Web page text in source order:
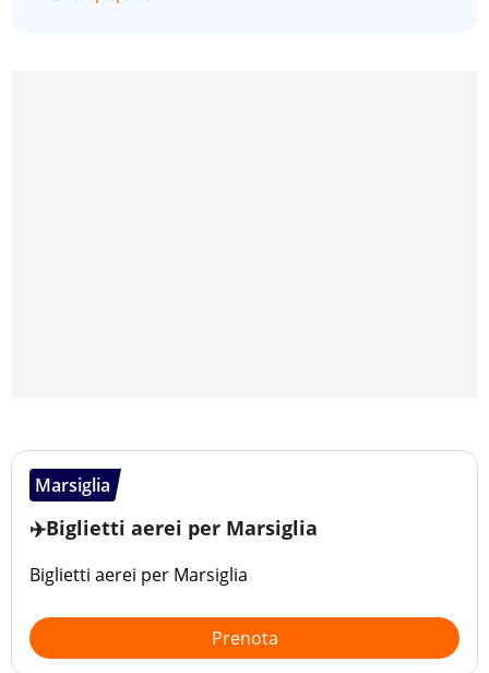
Marsiglia
✈️Biglietti aerei per Marsiglia
Biglietti aerei per Marsiglia
Prenota